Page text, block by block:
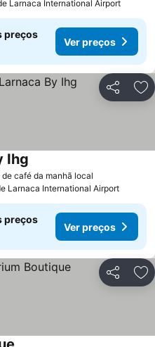
Larnaca International Airport
preços
Ver preços
Partilhar
café da manhã local
Ihg
Larnaca International Airport
preços
Ver preços
Partilhar